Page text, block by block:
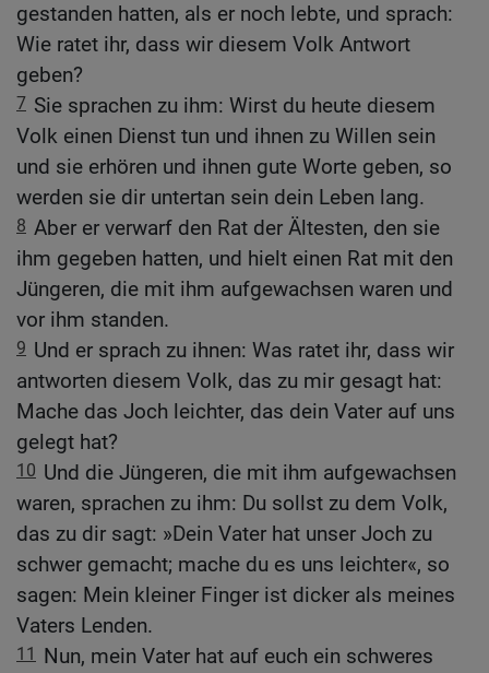
gestanden hatten, als er noch lebte, und sprach:
Wie ratet ihr, dass wir diesem Volk Antwort
geben?
7 Sie sprachen zu ihm: Wirst du heute diesem
Volk einen Dienst tun und ihnen zu Willen sein
und sie erhören und ihnen gute Worte geben, so
werden sie dir untertan sein dein Leben lang.
8 Aber er verwarf den Rat der Ältesten, den sie
ihm gegeben hatten, und hielt einen Rat mit den
Jüngeren, die mit ihm aufgewachsen waren und
vor ihm standen.
9 Und er sprach zu ihnen: Was ratet ihr, dass wir
antworten diesem Volk, das zu mir gesagt hat:
Mache das Joch leichter, das dein Vater auf uns
gelegt hat?
10 Und die Jüngeren, die mit ihm aufgewachsen
waren, sprachen zu ihm: Du sollst zu dem Volk,
das zu dir sagt: »Dein Vater hat unser Joch zu
schwer gemacht; mache du es uns leichter«, so
sagen: Mein kleiner Finger ist dicker als meines
Vaters Lenden.
11
Nun, mein Vater hat auf euch ein schweres